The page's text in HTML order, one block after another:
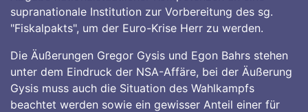
supranationale Institution zur Vorbereitung des sg.
"Fiskalpakts", um der Euro-Krise Herr zu werden.
Die Äußerungen Gregor Gysis und Egon Bahrs stehen
unter dem Eindruck der NSA-Affäre, bei der Äußerung
Gysis muss auch die Situation des Wahlkampfs
beachtet werden sowie ein gewisser Anteil einer für